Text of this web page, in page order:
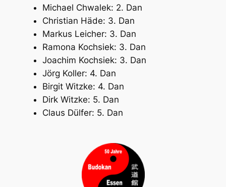
Michael Chwalek: 2. Dan
Christian Häde: 3. Dan
Markus Leicher: 3. Dan
Ramona Kochsiek: 3. Dan
Joachim Kochsiek: 3. Dan
Jörg Koller: 4. Dan
Birgit Witzke: 4. Dan
Dirk Witzke: 5. Dan
Claus Dülfer: 5. Dan